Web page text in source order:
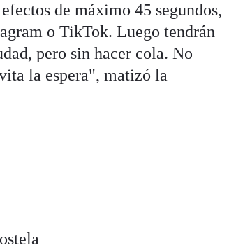
de máximo 45 segundos,
o TikTok. Luego tendrán
pero sin hacer cola. No
la espera", matizó la